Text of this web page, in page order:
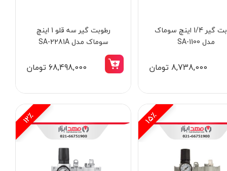
رطوبت گیر 1/4 اینچ سوماک
مدل SA-1100
8,738,000 تومان
رطوبت گیر سه قلو 1 اینچ
سوماک مدل SA-2281A
68,498,000 تومان
15٪ 12٪